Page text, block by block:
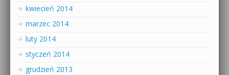
kwiecień 2014
marzec 2014
luty 2014
styczeń 2014
grudzień 2013